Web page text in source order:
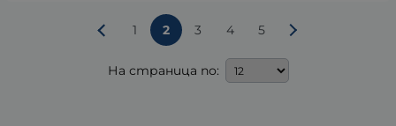
1 2 3 4 5
На страница по: